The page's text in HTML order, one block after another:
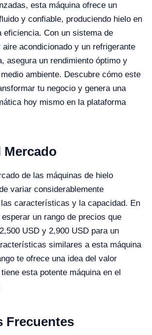
esta máquina ofrece un
y confiable, produciendo hielo en
eficiencia. Con un sistema de
aire acondicionado y un refrigerante
asegura un rendimiento óptimo y
ambiente. Descubre cómo este
tu negocio y genera una
hoy mismo en la plataforma
Mercado
de las máquinas de hielo
variar considerablemente
las características y la capacidad. En
un rango de precios que
USD y 2,900 USD para un
similares a esta máquina
te ofrece una idea del valor
esta potente máquina en el
Frecuentes